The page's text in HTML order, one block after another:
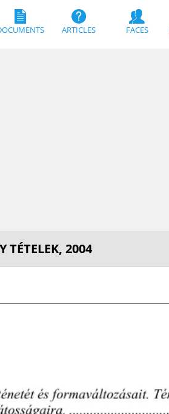
ARTICLES FACES
TÉTELEK, 2004